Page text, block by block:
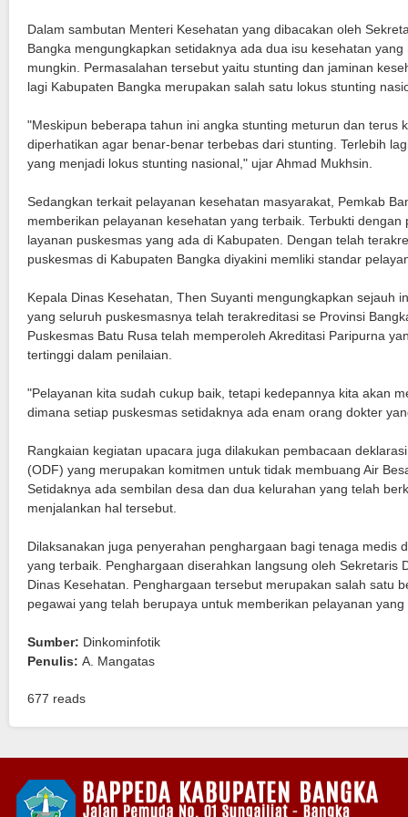
Dalam sambutan Menteri Kesehatan yang dibacakan oleh
Bangka mengungkapkan setidaknya ada dua isu kesehatan
mungkin. Permasalahan tersebut yaitu stunting dan jaminan
lagi Kabupaten Bangka merupakan salah satu lokus stunting
"Meskipun beberapa tahun ini angka stunting meturun dan terus
diperhatikan agar benar-benar terbebas dari stunting. Terlebih
yang menjadi lokus stunting nasional," ujar Ahmad Mukhsin.
Sedangkan terkait pelayanan kesehatan masyarakat, Pemkab
memberikan pelayanan kesehatan yang terbaik. Terbukti dengan
layanan puskesmas yang ada di Kabupaten. Dengan telah
puskesmas di Kabupaten Bangka diyakini memliki standar
Kepala Dinas Kesehatan, Then Suyanti mengungkapkan sejauh
yang seluruh puskesmasnya telah terakreditasi se Provinsi
Puskesmas Batu Rusa telah memperoleh Akreditasi Paripurna
tertinggi dalam penilaian.
"Pelayanan kita sudah cukup baik, tetapi kedepannya kita akan
dimana setiap puskesmas setidaknya ada enam orang dokter
Rangkaian kegiatan upacara juga dilakukan pembacaan
(ODF) yang merupakan komitmen untuk tidak membuang Air
Setidaknya ada sembilan desa dan dua kelurahan yang telah
menjalankan hal tersebut.
Dilaksanakan juga penyerahan penghargaan bagi tenaga medis
yang terbaik. Penghargaan diserahkan langsung oleh Sekretaris
Dinas Kesehatan. Penghargaan tersebut merupakan salah satu
pegawai yang telah berupaya untuk memberikan pelayanan
Sumber: Dinkominfotik
Penulis: A. Mangatas
677 reads